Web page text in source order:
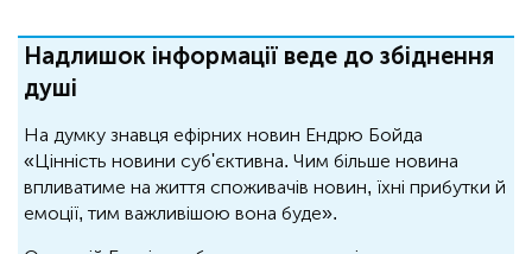
Надлишок інформації веде до збіднення
душі
На думку знавця ефірних новин Ендрю Бойда
«Цінність новини суб'єктивна. Чим більше новина
впливатиме на життя споживачів новин, їхні прибутки й
емоції, тим важливішою вона буде».